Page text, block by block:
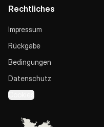
Rechtliches
Impressum
Rückgabe
Bedingungen
Datenschutz
Cookies